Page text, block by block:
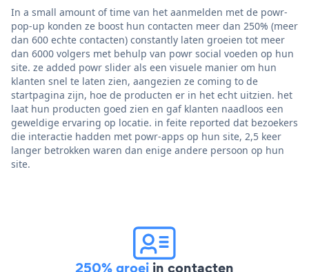
In a small amount of time van het aanmelden met de powr-
pop-up konden ze boost hun contacten meer dan 250% (meer
dan 600 echte contacten) constantly laten groeien tot meer
dan 6000 volgers met behulp van powr social voeden op hun
site. ze added powr slider als een visuele manier om hun
klanten snel te laten zien, aangezien ze coming to de
startpagina zijn, hoe de producten er in het echt uitzien. het
laat hun producten goed zien en gaf klanten naadloos een
geweldige ervaring op locatie. in feite reported dat bezoekers
die interactie hadden met powr-apps op hun site, 2,5 keer
langer betrokken waren dan enige andere persoon op hun
site.
250% groei in contacten